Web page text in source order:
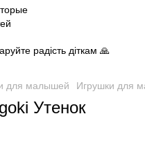
радість діткам 🙏
для малышей Игрушки для
Утенок